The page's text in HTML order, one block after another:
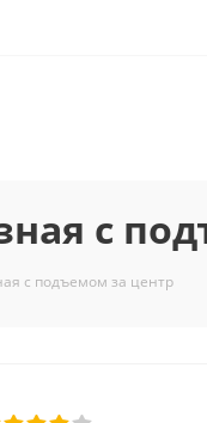
с
с подъемом за центр